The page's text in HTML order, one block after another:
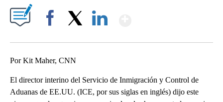
Por Kit Maher, CNN
El director interino del Servicio de Inmigración y Control de
Aduanas de EE.UU. (ICE, por sus siglas en inglés) dijo este